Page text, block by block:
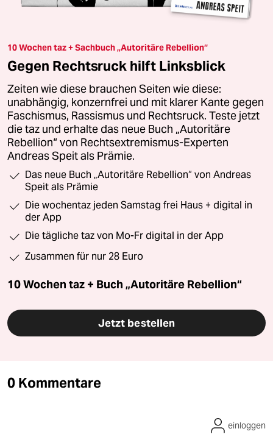
10 Wochen taz + Sachbuch „Autoritäre Rebellion“
Gegen Rechtsruck hilft Linksblick
Zeiten wie diese brauchen Seiten wie diese:
unabhängig, konzernfrei und mit klarer Kante gegen
Faschismus, Rassismus und Rechtsruck. Teste jetzt
die taz und erhalte das neue Buch „Autoritäre
Rebellion“ von Rechtsextremismus-Experten
Andreas Speit als Prämie.
Das neue Buch „Autoritäre Rebellion“ von Andreas
Speit als Prämie
Die wochentaz jeden Samstag frei Haus + digital in
der App
Die tägliche taz von Mo-Fr digital in der App
Zusammen für nur 28 Euro
10 Wochen taz + Buch „Autoritäre Rebellion“
Jetzt bestellen
0 Kommentare
einloggen